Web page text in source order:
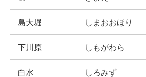
島大堀 しまおおほり
下川原 しもがわら
白水 しろみず